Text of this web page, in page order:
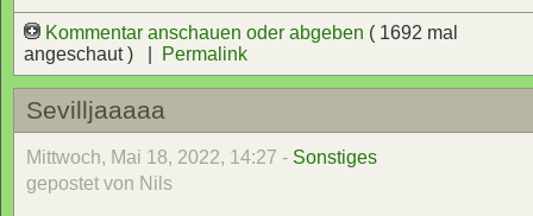
Kommentar anschauen oder abgeben ( 1692 mal
angeschaut ) |
Permalink
Sevilljaaaaa
Mittwoch, Mai 18, 2022, 14:27 - Sonstiges
gepostet von Nils